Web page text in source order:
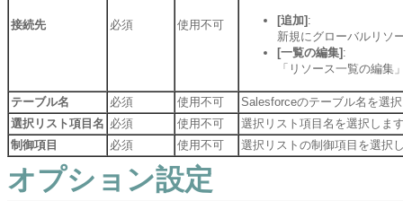
接続先 必須 使用不可 [追加] :
新規にグローバルリソ
[一覧の編集] :
「リソース一覧の編
テーブル名 必須 使用不可
Salesforceのテーブル名を選
選択リスト項目名 必須 使用不可
選択リスト項目名を選択しま
制御項目
必須 使用不可 選択リストの制御項目を選択
オプション設定